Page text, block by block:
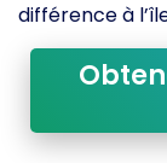
différence à